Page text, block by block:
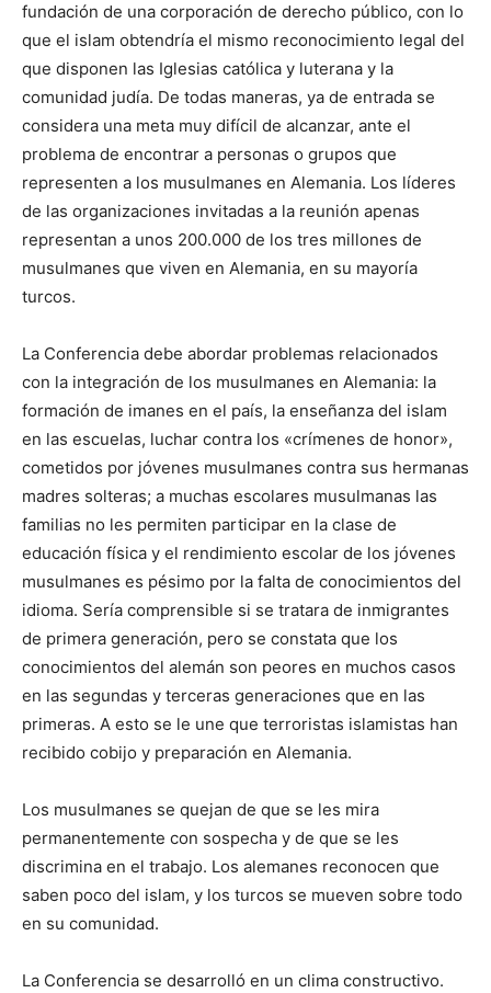
fundación de una corporación de derecho público, con lo
que el islam obtendría el mismo reconocimiento legal del
que disponen las Iglesias católica y luterana y la
comunidad judía. De todas maneras, ya de entrada se
considera una meta muy difícil de alcanzar, ante el
problema de encontrar a personas o grupos que
representen a los musulmanes en Alemania. Los líderes
de las organizaciones invitadas a la reunión apenas
representan a unos 200.000 de los tres millones de
musulmanes que viven en Alemania, en su mayoría
turcos.
La Conferencia debe abordar problemas relacionados
con la integración de los musulmanes en Alemania: la
formación de imanes en el país, la enseñanza del islam
en las escuelas, luchar contra los «crímenes de honor»,
cometidos por jóvenes musulmanes contra sus hermanas
madres solteras; a muchas escolares musulmanas las
familias no les permiten participar en la clase de
educación física y el rendimiento escolar de los jóvenes
musulmanes es pésimo por la falta de conocimientos del
idioma. Sería comprensible si se tratara de inmigrantes
de primera generación, pero se constata que los
conocimientos del alemán son peores en muchos casos
en las segundas y terceras generaciones que en las
primeras. A esto se le une que terroristas islamistas han
recibido cobijo y preparación en Alemania.
Los musulmanes se quejan de que se les mira
permanentemente con sospecha y de que se les
discrimina en el trabajo. Los alemanes reconocen que
saben poco del islam, y los turcos se mueven sobre todo
en su comunidad.
La Conferencia se desarrolló en un clima constructivo.